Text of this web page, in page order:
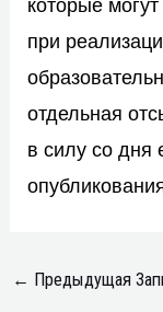
которые
при
отдельная
в силу со дня
← Предыдущая